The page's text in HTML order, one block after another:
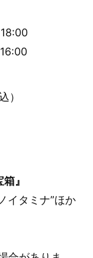
）
』
イタミナ”ほか